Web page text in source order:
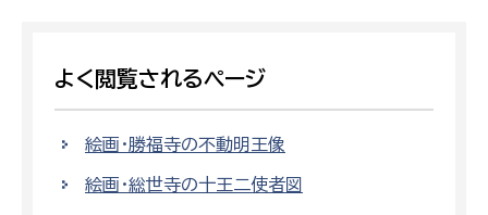
よく閲覧されるページ
絵画・勝福寺の不動明王像
絵画・総世寺の十王二使者図